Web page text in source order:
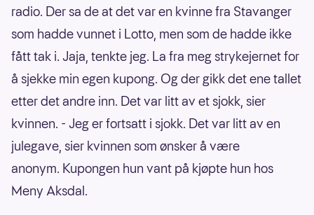
radio. Der sa de at det var en kvinne fra Stavanger
som hadde vunnet i Lotto, men som de hadde ikke
fått tak i. Jaja, tenkte jeg. La fra meg strykejernet for
å sjekke min egen kupong. Og der gikk det ene tallet
etter det andre inn. Det var litt av et sjokk, sier
kvinnen. - Jeg er fortsatt i sjokk. Det var litt av en
julegave, sier kvinnen som ønsker å være
anonym. Kupongen hun vant på kjøpte hun hos
Meny Aksdal.